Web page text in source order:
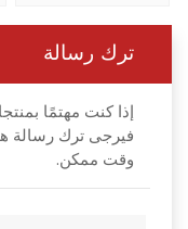
ترك رسالة
إذا كنت مهتمًا
فيرجى ترك رسالة
وقت ممكن.